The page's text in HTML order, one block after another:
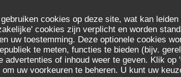
cookies op deze site, wat kan
cookies zijn verplicht en worden
uw toestemming. Deze optionele cookies
te meten, functies te bieden (bijv.
advertenties of inhoud weer te geven. Klik op
uw voorkeuren te beheren. U kunt uw